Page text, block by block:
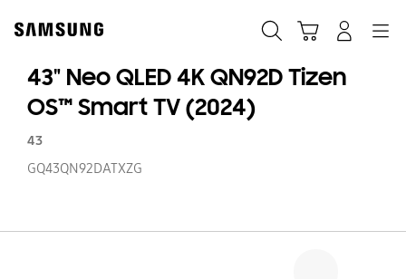
content
accessibility
43" Neo QLED 4K QN92D Tizen
OS™ Smart TV (2024)
43
GQ43QN92DATXZG